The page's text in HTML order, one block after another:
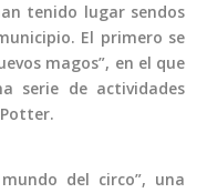
tenido lugar sendos
El primero se
magos”, en el que
serie de actividades
del circo”, una